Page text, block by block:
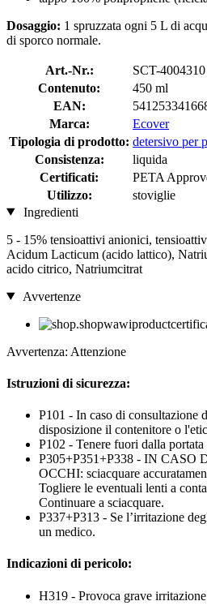
Dosaggio: 1 spruzzata ogni 5 L di
di sporco normale.
Art.-Nr.:
SCT-4004310
Contenuto:
450 ml
EAN:
Marca:
Ecover
Tipologia di prodotto: detersivo per
Consistenza:
liquida
Certificati:
PETA
Utilizzo:
stoviglie
Ingredienti
5 - 15% tensioattivi anionici,
Acidum Lacticum (acido lattico),
acido citrico, Natriumcitrat
Avvertenze
Avvertenza: Attenzione
Istruzioni di sicurezza:
P101 - In caso di consultazione
disposizione il contenitore o
P102 - Tenere fuori dalla
P305+P351+P338 - IN CASO
OCCHI: sciacquare
Togliere le eventuali lenti a
Continuare a sciacquare.
P337+P313 - Se l’irritazione
un medico.
Indicazioni di pericolo:
H319 - Provoca grave